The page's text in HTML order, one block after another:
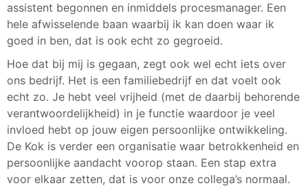
assistent begonnen en inmiddels procesmanager. Een
hele afwisselende baan waarbij ik kan doen waar ik
goed in ben, dat is ook echt zo gegroeid.
Hoe dat bij mij is gegaan, zegt ook wel echt iets over
ons bedrijf. Het is een familiebedrijf en dat voelt ook
echt zo. Je hebt veel vrijheid (met de daarbij behorende
verantwoordelijkheid) in je functie waardoor je veel
invloed hebt op jouw eigen persoonlijke ontwikkeling.
De Kok is verder een organisatie waar betrokkenheid en
persoonlijke aandacht voorop staan. Een stap extra
voor elkaar zetten, dat is voor onze collega’s normaal.